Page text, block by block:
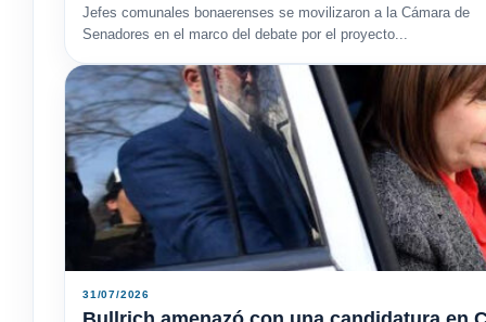
Jefes comunales bonaerenses se movilizaron a la Cámara de
Senadores en el marco del debate por el proyecto...
31/07/2026